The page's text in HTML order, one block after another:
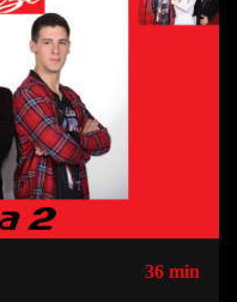
36 min